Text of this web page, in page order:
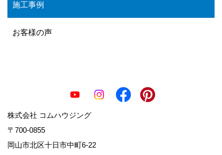
施工事例
お客様の声
株式会社 コムハウジング
〒700-0855
岡山市北区十日市中町6-22